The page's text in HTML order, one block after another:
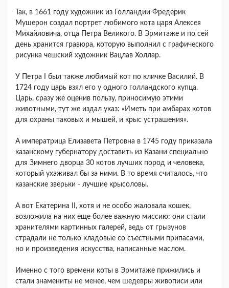
Так, в 1661 году художник из Голландии Фредерик
Мушерон создал портрет любимого кота царя Алексея
Михайловича, отца Петра Великого. В Эрмитаже и по сей
день хранится гравюра, которую выполнил с графического
рисунка чешский художник Вацлав Холлар.
У Петра I был также любимый кот по кличке Василий. В
1724 году царь взял его у одного голландского купца.
Царь, сразу же оценив пользу, приносимую этими
животными, тут же издал указ: «Иметь при амбарах котов
для охраны таковых и мышей, и крыс устрашения».
А императрица Елизавета Петровна в 1745 году приказала
казанскому губернатору доставить из Казани специально
для Зимнего дворца 30 котов лучших пород и человека,
который ухаживал бы за ними. В то время считалось, что
казанские зверьки - лучшие крысоловы.
А вот Екатерина II, хотя и не особо жаловала кошек,
возложила на них еще более важную миссию: они стали
хранителями картинных галерей, ведь от грызунов
страдали не только кладовые со съестными припасами,
но и произведения искусства, написанные маслом.
Именно с того времени коты в Эрмитаже прижились и
стали знамениты не менее, чем шедевры живописи или